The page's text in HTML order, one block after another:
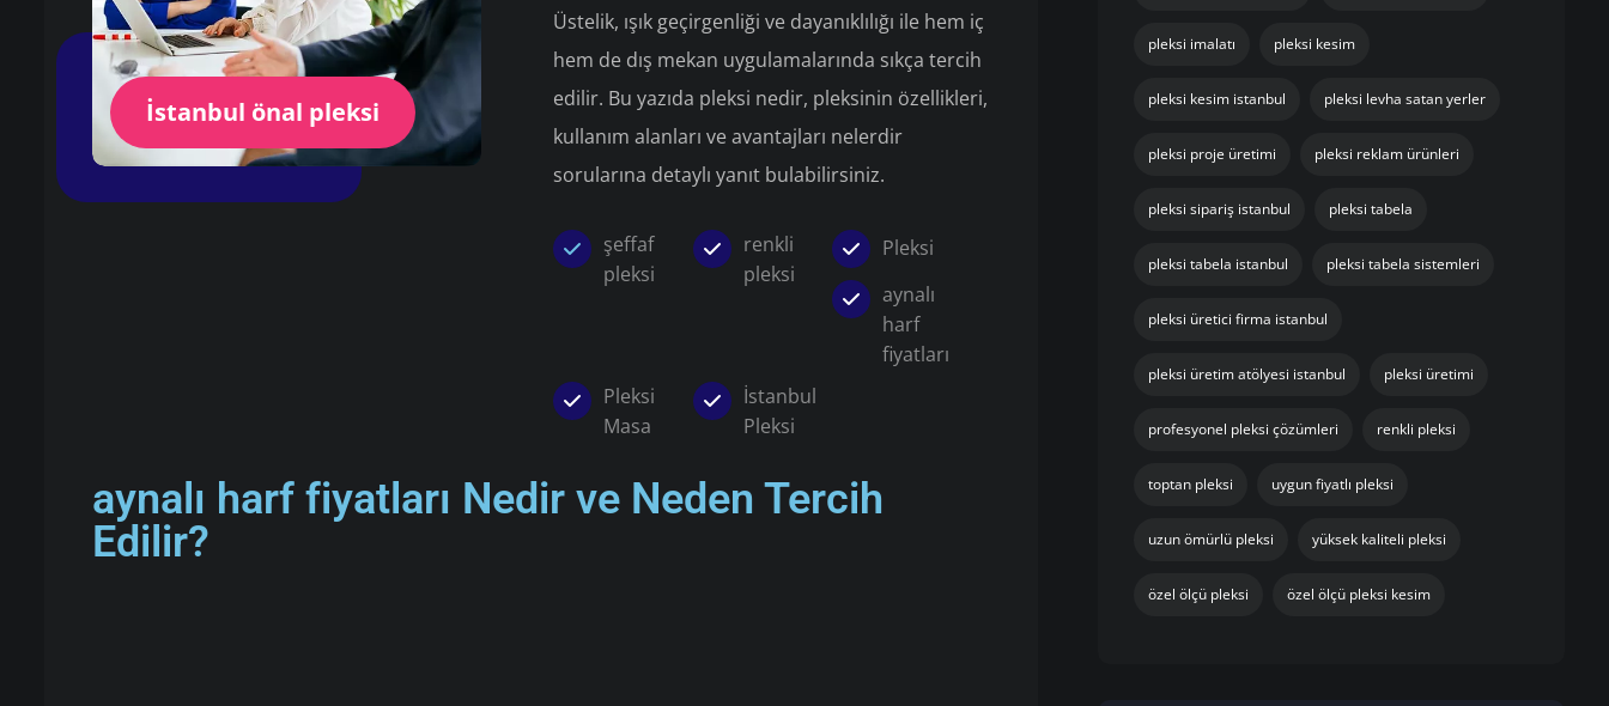
İstanbul önal pleksi
Üstelik, ışık geçirgenliği ve dayanıklılığı ile hem iç
hem de dış mekan uygulamalarında sıkça tercih
edilir. Bu yazıda pleksi nedir, pleksinin özellikleri,
kullanım alanları ve avantajları nelerdir
sorularına detaylı yanıt bulabilirsiniz.
şeffaf
pleksi
renkli
pleksi
Pleksi
aynalı
harf
fiyatları
Pleksi
Masa
İstanbul
Pleksi
aynalı harf fiyatları Nedir ve Neden Tercih
Edilir?
pleksi imalatı pleksi kesim
pleksi kesim istanbul pleksi levha satan yerler
pleksi proje üretimi pleksi reklam ürünleri
pleksi sipariş istanbul pleksi tabela
pleksi tabela istanbul pleksi tabela sistemleri
pleksi üretici firma istanbul
pleksi üretim atölyesi istanbul pleksi üretimi
profesyonel pleksi çözümleri renkli pleksi
toptan pleksi uygun fiyatlı pleksi
uzun ömürlü pleksi yüksek kaliteli pleksi
özel ölçü pleksi özel ölçü pleksi kesim